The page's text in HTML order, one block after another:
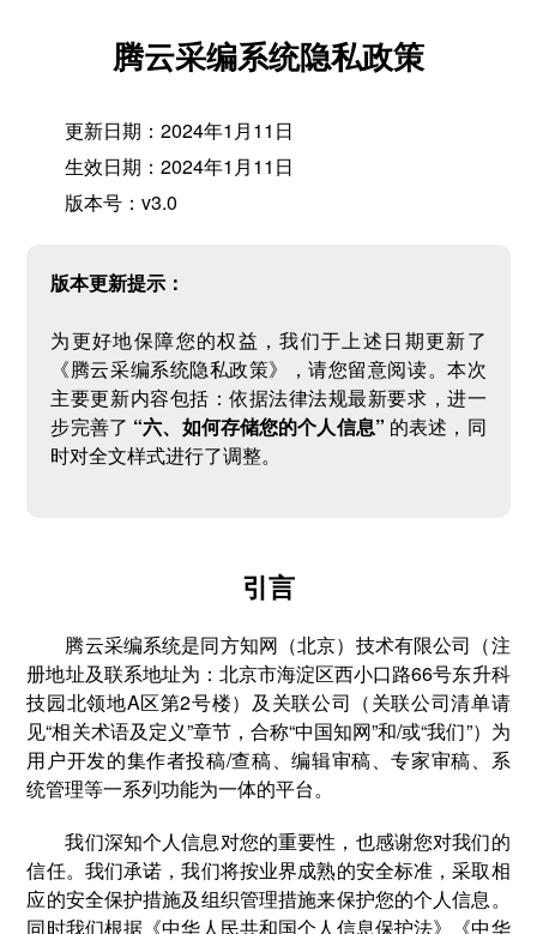
腾云采编系统隐私政策
更新日期：2024年1月11日
生效日期：2024年1月11日
版本号：v3.0
版本更新提示：
为更好地保障您的权益，我们于上述日期更新了
《腾云采编系统隐私政策》，请您留意阅读。本次
主要更新内容包括：依据法律法规最新要求，进一
步完善了 “六、如何存储您的个人信息” 的表述，同
时对全文样式进行了调整。
引言
腾云采编系统是同方知网（北京）技术有限公司（注
册地址及联系地址为：北京市海淀区西小口路66号东升科
技园北领地A区第2号楼）及关联公司（关联公司清单请
见“相关术语及定义”章节，合称“中国知网”和/或“我们”）为
用户开发的集作者投稿/查稿、编辑审稿、专家审稿、系
统管理等一系列功能为一体的平台。
我们深知个人信息对您的重要性，也感谢您对我们的
信任。我们承诺，我们将按业界成熟的安全标准，采取相
应的安全保护措施及组织管理措施来保护您的个人信息。
同时我们根据《中华人民共和国个人信息保护法》《中华